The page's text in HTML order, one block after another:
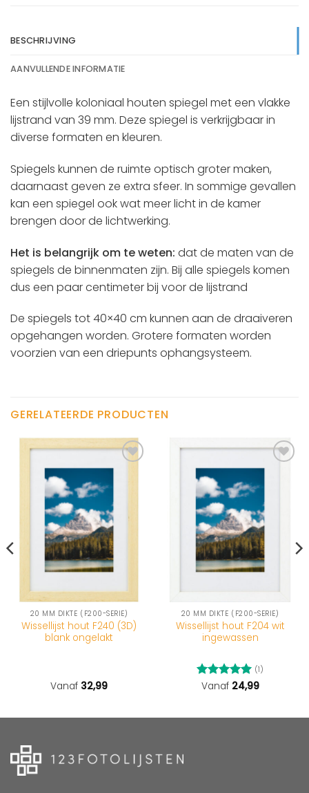
BESCHRIJVING
AANVULLENDE INFORMATIE
Een stijlvolle koloniaal houten spiegel met een vlakke
lijstrand van 39 mm. Deze spiegel is verkrijgbaar in
diverse formaten en kleuren.
Spiegels kunnen de ruimte optisch groter maken,
daarnaast geven ze extra sfeer. In sommige gevallen
kan een spiegel ook wat meer licht in de kamer
brengen door de lichtwerking.
Het is belangrijk om te weten: dat de maten van de
spiegels de binnenmaten zijn. Bij alle spiegels komen
dus een paar centimeter bij voor de lijstrand
De spiegels tot 40×40 cm kunnen aan de draaiveren
opgehangen worden. Grotere formaten worden
voorzien van een driepunts ophangsysteem.
GERELATEERDE PRODUCTEN
20 MM DIKTE (F200-SERIE)
Wissellijst hout F240 (3D)
blank ongelakt
Vanaf 32,99
20 MM DIKTE (F200-SERIE)
Wissellijst hout F204 wit
ingewassen
Gewaardeerd
(1)
Vanaf 24,99